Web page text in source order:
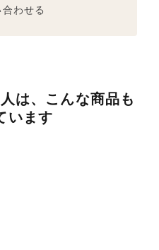
わせる
は、こんな商品も
います